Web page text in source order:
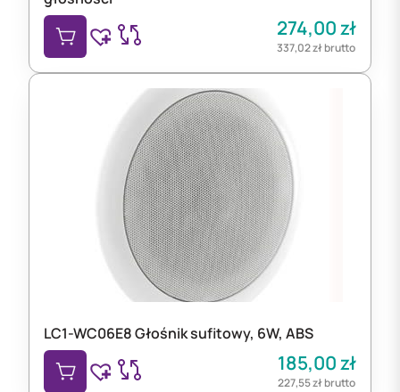
274,00zł
337,02złbrutto
LC1-WC06E8 Głośnik sufitowy, 6W, ABS
185,00zł
227,55złbrutto